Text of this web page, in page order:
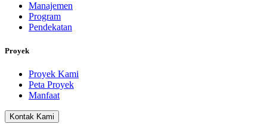
Manajemen
Program
Pendekatan
Proyek
Proyek Kami
Peta Proyek
Manfaat
Kontak Kami